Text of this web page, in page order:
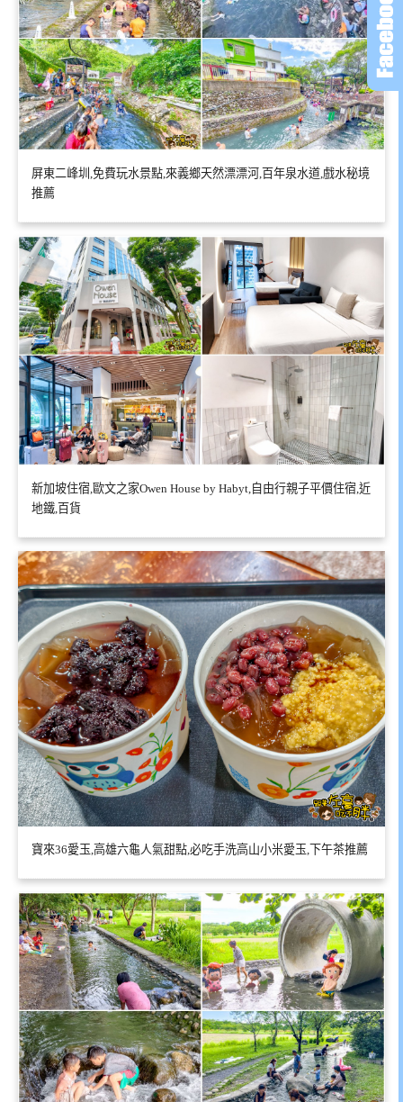
屏東二峰圳,免費玩水景點,來義鄉天然漂漂河,百年泉水道,戲水秘境
推薦
新加坡住宿,歐文之家Owen House by Habyt,自由行親子平價住宿,近
地鐵,百貨
寶來36愛玉,高雄六龜人氣甜點,必吃手洗高山小米愛玉,下午茶推薦